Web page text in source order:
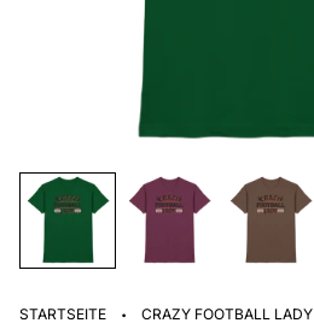
STARTSEITE · CRAZY FOOTBALL LADY